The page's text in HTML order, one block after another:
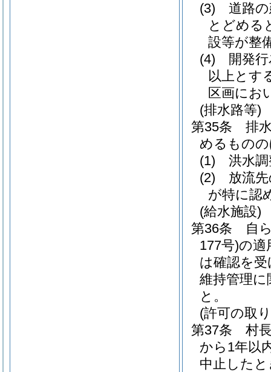
(3)
道路
とどめる
設等が整
(4)
開発
以上とす
区画にお
(排水路等)
第35条
排
めるもの
(1)
洪水
(2)
放流
が特に認
(給水施設)
第36条
自
177号)の適
は確認を
維持管理
と。
(許可の取
第37条
村
から1年以
中止した